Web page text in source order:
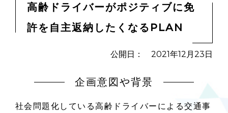
高齢ドライバーがポジティブに免
許を自主返納したくなるPLAN
公開日： 2021年12月23日
企画意図や背景
社会問題化している高齢ドライバーによる交通事